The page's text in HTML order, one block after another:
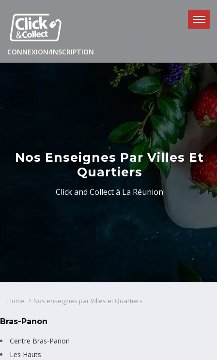
CONNEXION/INSCRIPTION
Nos Enseignes Par Villes Et
Quartiers
Click and Collect à La Réunion
Home Nos enseignes par Villes et Quartiers
Bras-Panon
Centre Bras-Panon
Les Hauts